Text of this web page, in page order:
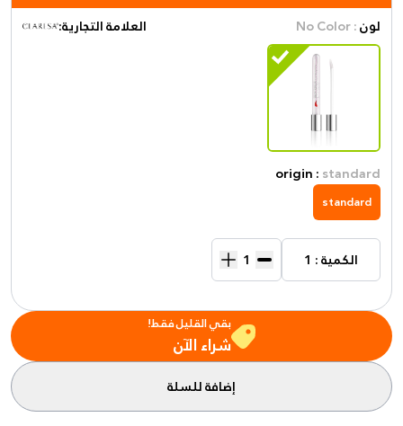
لون: No Color العلامة التجارية:
origin :standard
standard
الكمية : 1
بقي القليل فقط!
شراء الآن
إضافة للسلة